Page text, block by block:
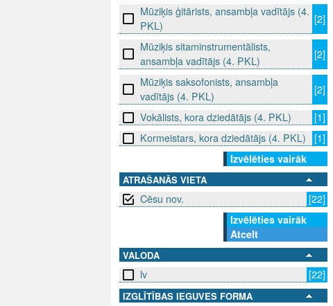
Mūziķis ģitārists, ansambļa vadītājs (4.
PKL)
[2]
Mūziķis sitaminstrumentālists,
ansambļa vadītājs (4. PKL)
[2]
Mūziķis saksofonists, ansambļa
vadītājs (4. PKL)
[2]
Vokālists, kora dziedātājs (4. PKL)
[1]
Kormeistars, kora dziedātājs (4. PKL)
[1]
Izvēlēties vairāk
ATRAŠANĀS VIETA
Cēsu nov.
[22]
Izvēlēties vairāk
Atcelt
VALODA
lv [22]
IZGLĪTĪBAS IEGUVES FORMA